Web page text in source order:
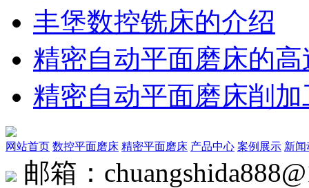
丰堡数控铣床的介绍
精密自动平面磨床的
精密自动平面磨床削
网站首页 数控平面磨床 精密平面磨床 产品中心 案例展示 新闻
邮箱：